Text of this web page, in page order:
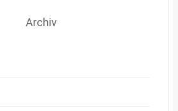
Archiv